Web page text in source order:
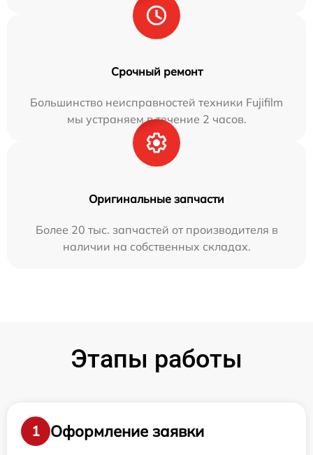
Срочный ремонт
Большинство неисправностей техники Fujifilm
мы устраняем в течение 2 часов.
Оригинальные запчасти
Более 20 тыс. запчастей от производителя в
наличии на собственных складах.
Этапы работы
1
Оформление заявки